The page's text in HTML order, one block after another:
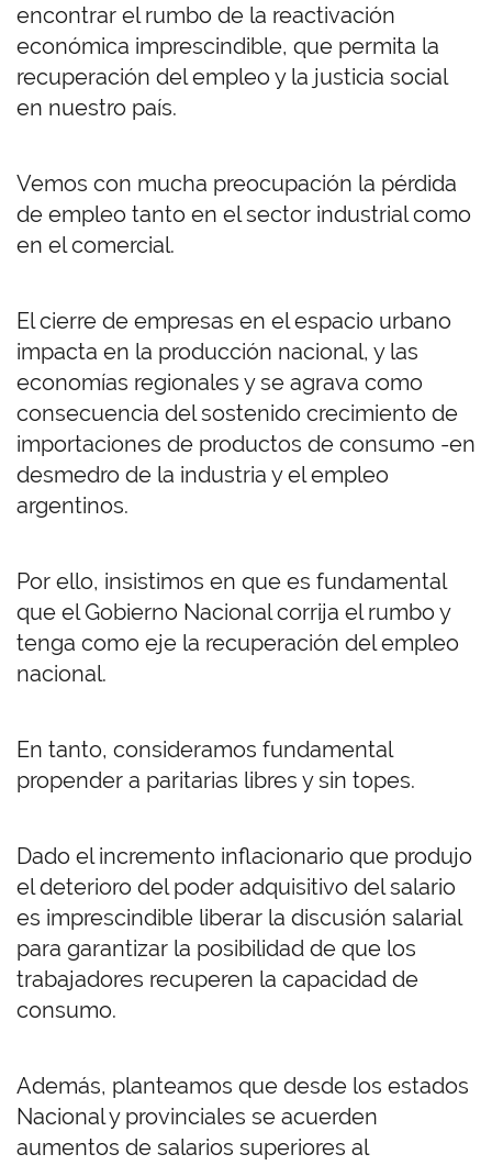
encontrar el rumbo de la reactivación
económica imprescindible, que permita la
recuperación del empleo y la justicia social
en nuestro país.
Vemos con mucha preocupación la pérdida
de empleo tanto en el sector industrial como
en el comercial.
El cierre de empresas en el espacio urbano
impacta en la producción nacional, y las
economías regionales y se agrava como
consecuencia del sostenido crecimiento de
importaciones de productos de consumo -en
desmedro de la industria y el empleo
argentinos.
Por ello, insistimos en que es fundamental
que el Gobierno Nacional corrija el rumbo y
tenga como eje la recuperación del empleo
nacional.
En tanto, consideramos fundamental
propender a paritarias libres y sin topes.
Dado el incremento inflacionario que produjo
el deterioro del poder adquisitivo del salario
es imprescindible liberar la discusión salarial
para garantizar la posibilidad de que los
trabajadores recuperen la capacidad de
consumo.
Además, planteamos que desde los estados
Nacional y provinciales se acuerden
aumentos de salarios superiores al